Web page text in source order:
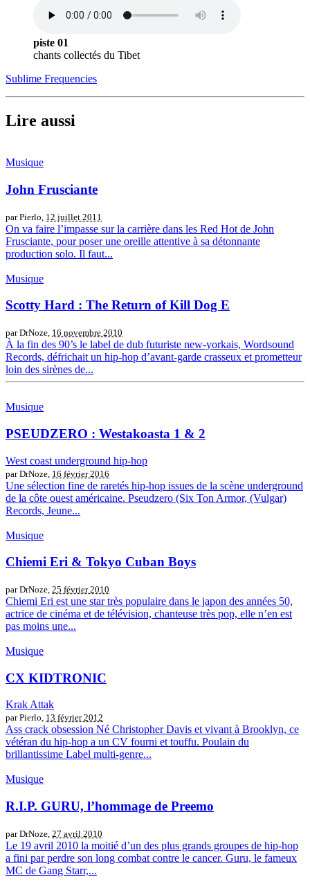
piste 01
chants collectés du Tibet
Sublime Frequencies
Lire aussi
Musique
John Frusciante
par Pierlo, 12 juillet 2011
On va faire l’impasse sur la carrière dans les Red Hot de John
Frusciante, pour poser une oreille attentive à sa détonnante
production solo. Il faut...
Musique
Scotty Hard : The Return of Kill Dog E
par DrNoze, 16 novembre 2010
À la fin des 90’s le label de dub futuriste new-yorkais, Wordsound
Records, défrichait un hip-hop d’avant-garde crasseux et prometteur
loin des sirènes de...
Musique
PSEUDZERO : Westakoasta 1 & 2
West coast underground hip-hop
par DrNoze, 16 février 2016
Une sélection fine de raretés hip-hop issues de la scène underground
de la côte ouest américaine. Pseudzero (Six Ton Armor, (Vulgar)
Records, Jeune...
Musique
Chiemi Eri & Tokyo Cuban Boys
par DrNoze, 25 février 2010
Chiemi Eri est une star très populaire dans le japon des années 50,
actrice de cinéma et de télévision, chanteuse très pop, elle n’en est
pas moins une...
Musique
CX KIDTRONIC
Krak Attak
par Pierlo, 13 février 2012
Ass crack obsession Né Christopher Davis et vivant à Brooklyn, ce
vétéran du hip-hop a un CV fourni et touffu. Poulain du
brillantissime Label multi-genre...
Musique
R.I.P. GURU, l’hommage de Preemo
par DrNoze, 27 avril 2010
Le 19 avril 2010 la moitié d’un des plus grands groupes de hip-hop
a fini par perdre son long combat contre le cancer. Guru, le fameux
MC de Gang Starr,...